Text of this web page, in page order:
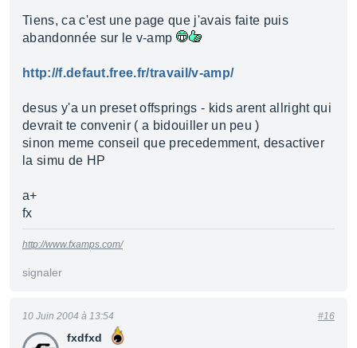
Tiens, ca c'est une page que j'avais faite puis
abandonnée sur le v-amp
http://f.defaut.free.fr/travail/v-amp/
desus y'a un preset offsprings - kids arent allright qui
devrait te convenir ( a bidouiller un peu )
sinon meme conseil que precedemment, desactiver
la simu de HP
a+
fx
http://www.fxamps.com/
signaler
fxdfxd
10 Juin 2004 à 13:54 #16